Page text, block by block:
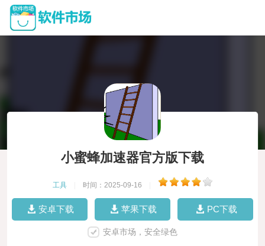
小蜜蜂加速器官方版下载
工具 时间：2025-09-16
安卓下载 苹果下载 PC下载
安卓市场，安全绿色